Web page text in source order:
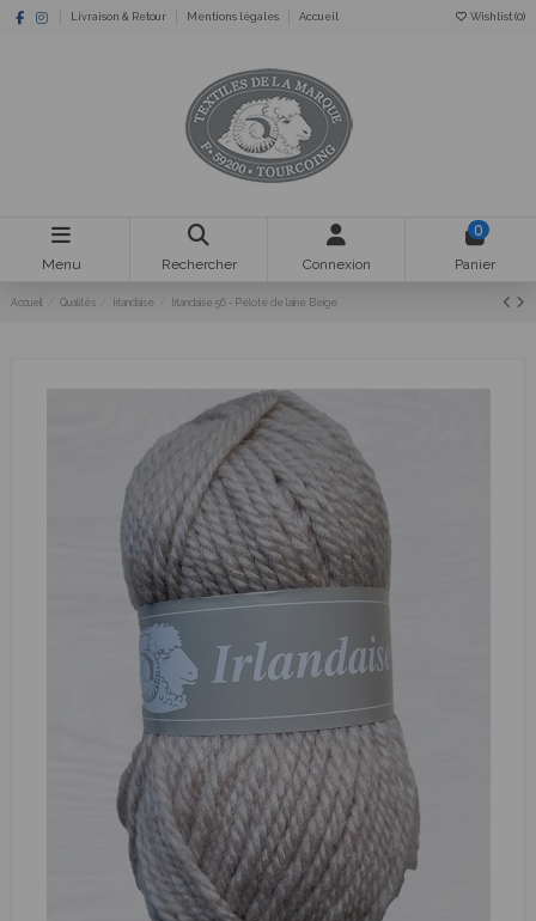
Livraison & Retour Mentions légales Accueil Wishlist (0)
Menu Rechercher Connexion
0
Panier
Accueil Qualités Irlandaise Irlandaise 56 - Pelote de laine Beige